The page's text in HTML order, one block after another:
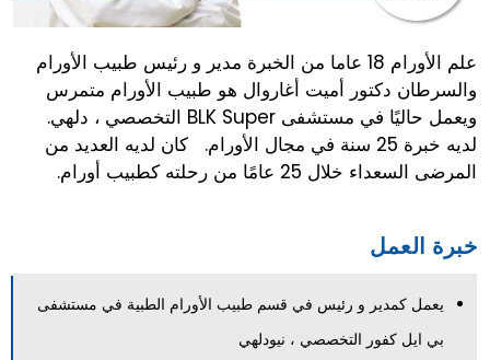
علم الأورام 18 عاما من الخبرة مدير و رئيس طبيب الأورام
والسرطان دكتور أميت أغاروال هو طبيب الأورام متمرس
ويعمل حاليًا في مستشفى BLK Super التخصصي ، دلهي.
لديه خبرة 25 سنة في مجال الأورام. كان لديه العديد من
المرضى السعداء خلال 25 عامًا من رحلته كطبيب أورام.
خبرة العمل
يعمل كمدير و رئيس في قسم طبيب الأورام الطبية في مستشفى
بي ايل كفور التخصصي ، نيودلهي